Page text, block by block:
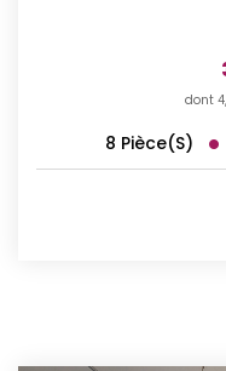
dont
8 Pièce(s)